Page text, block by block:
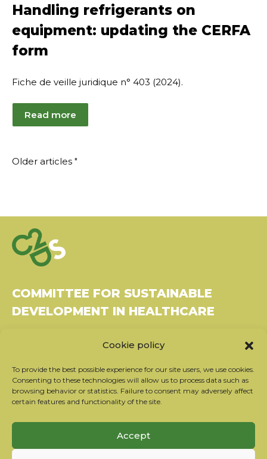
Cookie policy
To provide the best possible experience for our site users, we use cookies.
Consenting to these technologies will allow us to process data such as
browsing behavior or statistics. Failure to consent may adversely affect
certain features and functionality of the site.
Accept
2024
Handling refrigerants on
equipment: updating the CERFA
form
Fiche de veille juridique n° 403 (2024).
Read more
Article
Older articles "
COMMITTEE FOR SUSTAINABLE
DEVELOPMENT IN HEALTHCARE
37270 Montlouis-sur-Loire
Tel: 06 26 49 36 81 - contact@c2ds.eu
Twitter
LinkedIn
Youtube
Subscribe to our newsletter
Our partners